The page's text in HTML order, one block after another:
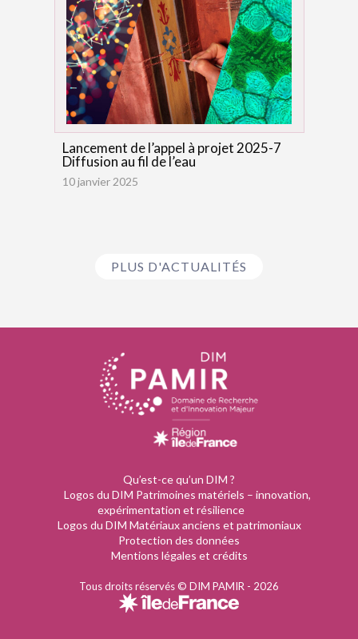
Lancement de l’appel à projet 2025-7
Diffusion au fil de l’eau
10 janvier 2025
PLUS D'ACTUALITÉS
Qu’est-ce qu’un DIM ?
Logos du DIM Patrimoines matériels – innovation,
expérimentation et résilience
Logos du DIM Matériaux anciens et patrimoniaux
Protection des données
Mentions légales et crédits
Tous droits réservés © DIM PAMIR - 2026